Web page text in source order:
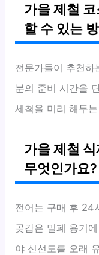
가을 제철
할 수 있는
전문가들이 추천
분의 준비 시간을
세척을 미리 해두
가을 제철
무엇인가요?
전어는 구매 후 24
곶감은 밀폐 용기
야 신선도를 오래